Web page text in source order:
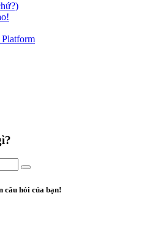
câu hỏi của bạn!